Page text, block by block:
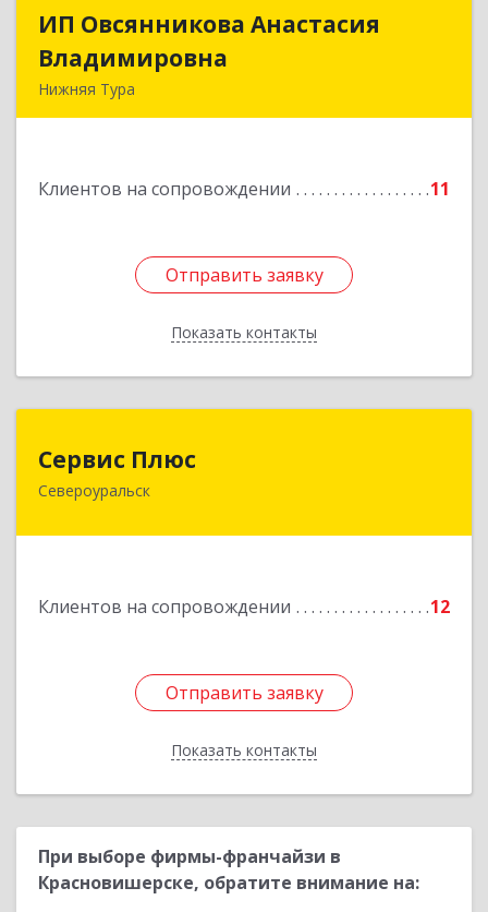
ИП Овсянникова Анастасия
Владимировна
Нижняя Тура
Клиентов на сопровождении 11
Отправить заявку
Показать контакты
ИП Овсянникова Анастасия
Подробнее
Отправить заявку
Назад
Сервис Плюс
Североуральск
Клиентов на сопровождении 12
Отправить заявку
Показать контакты
624480, Свердловская обл, Североуральск г,
Отправить заявку
Назад
При выборе фирмы-франчайзи в
Красновишерске, обратите внимание на: